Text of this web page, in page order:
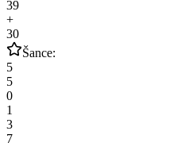
39
+
30
Šance:
5
5
0
1
3
7